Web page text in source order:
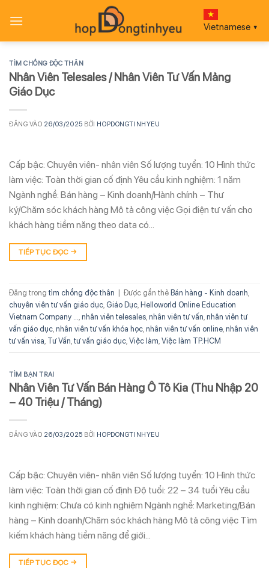
qua
Vietnamese ▼
TÌM CHỒNG ĐỘC THÂN
Nhân Viên Telesales / Nhân Viên Tư Vấn Mảng
Giáo Dục
ĐĂNG VÀO 26/03/2025 BỞI HOPDONGTINHYEU
Cấp bậc: Chuyên viên- nhân viên Số lượng tuyển: 10 Hình thức
làm việc: Toàn thời gian cố định Yêu cầu kinh nghiệm: 1 năm
Ngành nghề: Bán hàng – Kinh doanh/Hành chính – Thư
ký/Chăm sóc khách hàng Mô tả công việc Gọi điện tư vấn cho
khách hàng tiềm năng theo data có…
TIẾP TỤC ĐỌC →
Đăng trong tìm chồng độc thân Được gắn thẻ Bán hàng - Kinh doanh
chuyên viên tư vấn giáo dục Giáo Dục Helloworld Online Education
Vietnam Company ...
nhân viên telesales nhân viên tư vấn nhân viên tư
vấn giáo dục nhân viên tư vấn khóa học nhân viên tư vấn online nhân viên
tư vấn visa Tư Vấn tư vấn giáo dục Việc làm Việc làm TP.HCM
TÌM BẠN TRAI
Nhân Viên Tư Vấn Bán Hàng Ô Tô Kia (Thu Nhập 20
– 40 Triệu / Tháng)
ĐĂNG VÀO 26/03/2025 BỞI HOPDONGTINHYEU
Cấp bậc: Chuyên viên- nhân viên Số lượng tuyển: 10 Hình thức
làm việc: Toàn thời gian cố định Độ tuổi: 22 – 34 tuổi Yêu cầu
kinh nghiệm: Chưa có kinh nghiệm Ngành nghề: Marketing/Bán
hàng – Kinh doanh/Chăm sóc khách hàng Mô tả công việc Tìm
kiếm khách hàng tiềm năng để giới…
TIẾP TỤC ĐỌC →